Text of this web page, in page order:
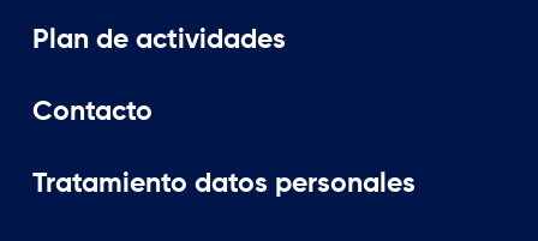
Plan de actividades
Contacto
Tratamiento datos personales